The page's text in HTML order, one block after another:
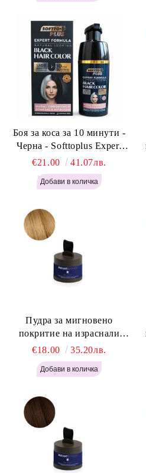
Боя за коса за 10 минути -
Черна - Softtoplus Expert
Woman Black 400мл
€21.00 41.07лв.
Пудра за мигновено
покритие на израснали
корени Русо - Labor Pro
Instant Retouch Powder -
Blonde H645
€18.00 35.20лв.